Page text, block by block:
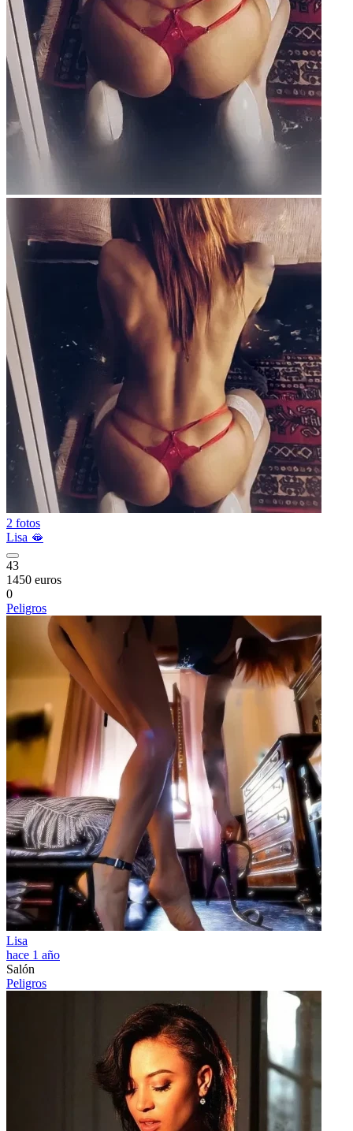
2 fotos
Lisa 🫦
43
1450 euros
0
Peligros
Lisa
hace 1 año
Salón
Peligros